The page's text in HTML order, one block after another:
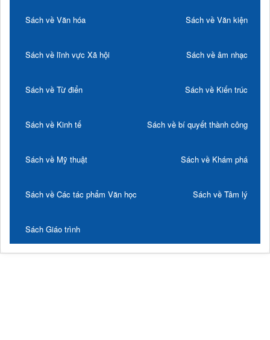
Sách về Văn hóa Sách về Văn kiện
Sách về lĩnh vực Xã hội Sách về âm nhạc
Sách về Từ điển Sách về Kiến trúc
Sách về Kinh tế Sách về bí quyết thành công
Sách về Mỹ thuật Sách về Khám phá
Sách về Các tác phẩm Văn học Sách về Tâm lý
Sách Giáo trình